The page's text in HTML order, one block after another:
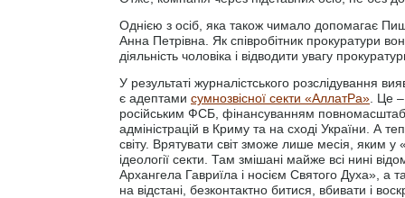
Однією з осіб, яка також чимало допомагає
Анна Петрівна. Як співробітник прокуратури
діяльність чоловіка і відводити увагу
У результаті журналістського розслідування
є адептами сумнозвісної секти «АллатРа» . Це
російським ФСБ, фінансуванням
адміністрацій в Криму та на сході України. А
світу. Врятувати світ зможе лише месія, яким
ідеології секти. Там змішані майже всі нині
Архангела Гавриїла і носієм Святого Духа», а
на відстані, безконтактно битися, вбивати і